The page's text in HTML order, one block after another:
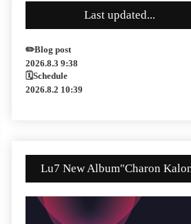
Last updated...
✏️Blog post
2026.8.3 9:38
🗓Schedule
2026.8.2 10:39
Lu7 New Album"Charon